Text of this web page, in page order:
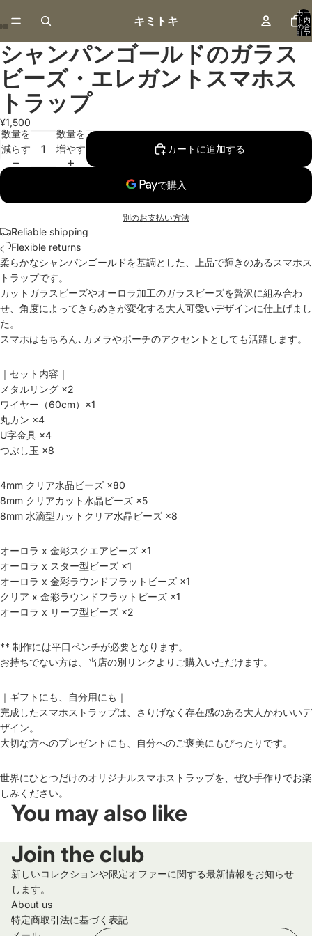
キミトキ
カー
ト内
の合
計ア
イテ
画
像
を
全
面
で
表
示
画
像
を
全
面
で
表
示
画
像
を
全
面
で
表
示
シャンパンゴールドのガラス
ビーズ・エレガントスマホス
トラップ
¥1,500
数量を
減らす
数量を
増やす
カートに追加する
別のお支払い方法
Reliable shipping
Flexible returns
柔らかなシャンパンゴールドを基調とした、上品で輝きのあるスマホス
トラップです。
カットガラスビーズやオーロラ加工のガラスビーズを贅沢に組み合わ
せ、角度によってきらめきが変化する大人可愛いデザインに仕上げまし
た。
スマホはもちろん､カメラやポーチのアクセントとしても活躍します。
｜セット内容｜
メタルリング ×2
ワイヤー（60cm）×1
丸カン ×4
U字金具 ×4
つぶし玉 ×8
4mm クリア水晶ビーズ ×80
8mm クリアカット水晶ビーズ ×5
8mm 水滴型カットクリア水晶ビーズ ×8
オーロラ x 金彩スクエアビーズ ×1
オーロラ x スター型ビーズ ×1
オーロラ x 金彩ラウンドフラットビーズ ×1
クリア x 金彩ラウンドフラットビーズ ×1
オーロラ x リーフ型ビーズ ×2
** 制作には平口ペンチが必要となります。
お持ちでない方は、当店の別リンクよりご購入いただけます。
｜ギフトにも、自分用にも｜
完成したスマホストラップは、さりげなく存在感のある大人かわいいデ
ザイン。
大切な方へのプレゼントにも、自分へのご褒美にもぴったりです。
世界にひとつだけのオリジナルスマホストラップを、ぜひ手作りでお楽
しみください。
You may also like
Join the club
新しいコレクションや限定オファーに関する最新情報をお知らせ
します。
About us
特定商取引法に基づく表記